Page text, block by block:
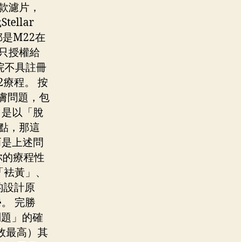
濾片，
Stellar
是M22在
授權給
不具註冊
程。 按
問題，包
以「脫
，那這
上述問
療程性
黃」、
設計原
完勝
」的確
最高）其